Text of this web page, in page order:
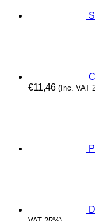
€11,46 (Inc. VAT